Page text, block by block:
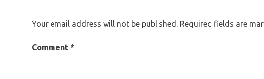
Your email address will not be published. Required fields are
Comment *